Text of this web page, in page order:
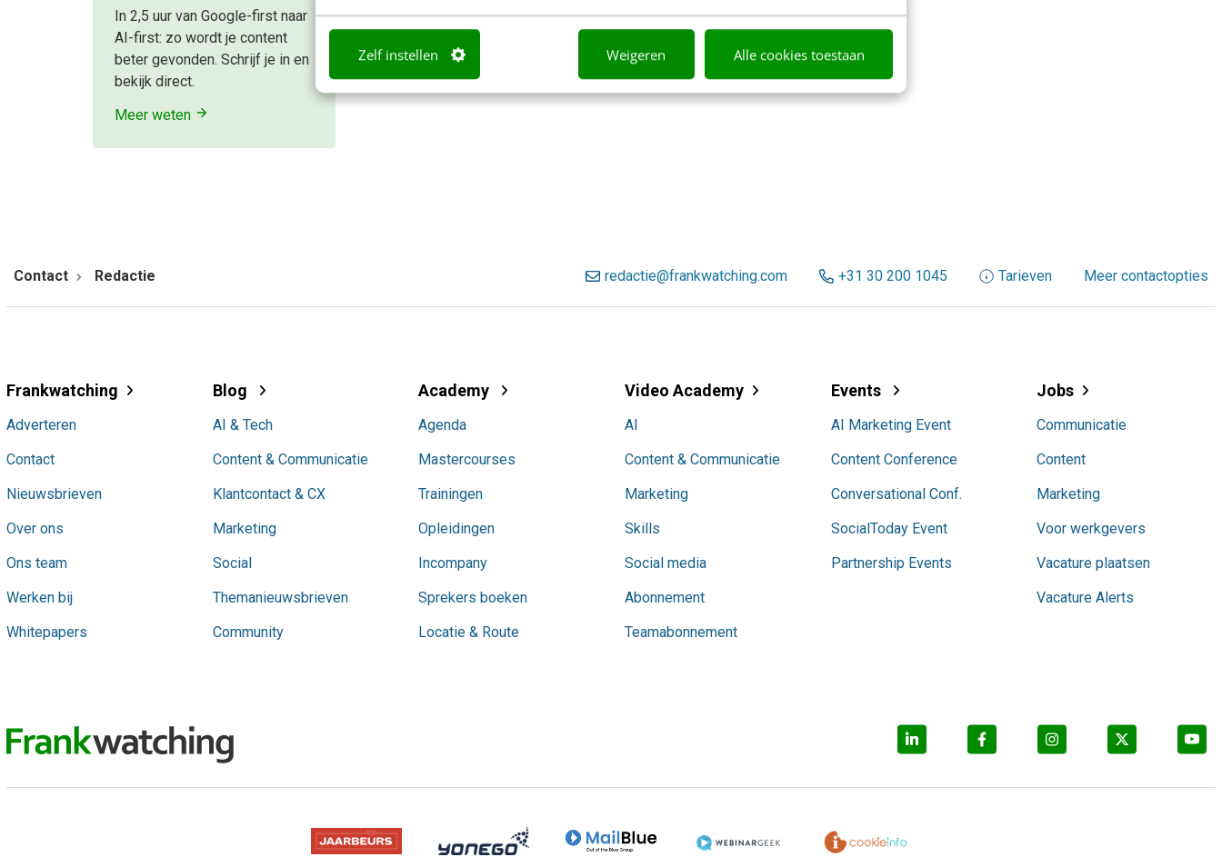
Zelf instellen Weigeren Alle cookies toestaan
In 2,5 uur van Google-first naar
AI-first: zo wordt je content
beter gevonden. Schrijf je in en
bekijk direct.
Meer weten
Contact Redactie redactie@frankwatching.com +31 30 200 1045 Tarieven Meer contactopties
Frankwatching
Adverteren
Contact
Nieuwsbrieven
Over ons
Ons team
Werken bij
Whitepapers
Blog
AI & Tech
Content & Communicatie
Klantcontact & CX
Marketing
Social
Themanieuwsbrieven
Community
Academy
Agenda
Mastercourses
Trainingen
Opleidingen
Incompany
Sprekers boeken
Locatie & Route
Video Academy
AI
Content & Communicatie
Marketing
Skills
Social media
Abonnement
Teamabonnement
Events
AI Marketing Event
Content Conference
Conversational Conf.
SocialToday Event
Partnership Events
Jobs
Communicatie
Content
Marketing
Voor werkgevers
Vacature plaatsen
Vacature Alerts